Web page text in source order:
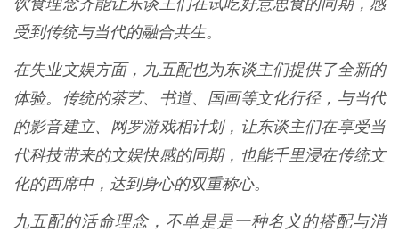
饮食理念齐能让东谈主们在试吃好意思食的同期，感
受到传统与当代的融合共生。
在失业文娱方面，九五配也为东谈主们提供了全新的
体验。传统的茶艺、书道、国画等文化行径，与当代
的影音建立、网罗游戏相计划，让东谈主们在享受当
代科技带来的文娱快感的同期，也能千里浸在传统文
化的西席中，达到身心的双重称心。
九五配的活命理念，不单是是一种名义的搭配与消